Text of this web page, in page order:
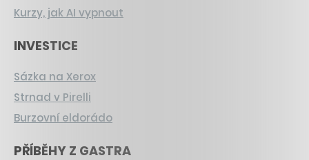
Kurzy, jak AI vypnout
INVESTICE
Sázka na Xerox
Strnad v Pirelli
Burzovní eldorádo
PŘÍBĚHY Z GASTRA